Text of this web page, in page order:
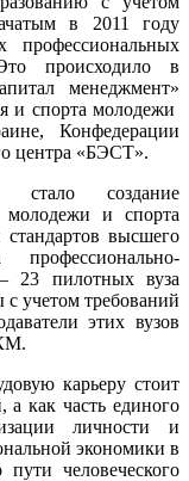
в 2011 году
профессиональных
происходило в
менеджмент»
и спорта молодежи
Конфедерации
центра «БЭСТ».
стало создание
молодежи и спорта
высшего
23 пилотных вуза
с учетом требований
этих вузов
карьеру стоит
а как часть единого
личности и
экономики в
человеческого